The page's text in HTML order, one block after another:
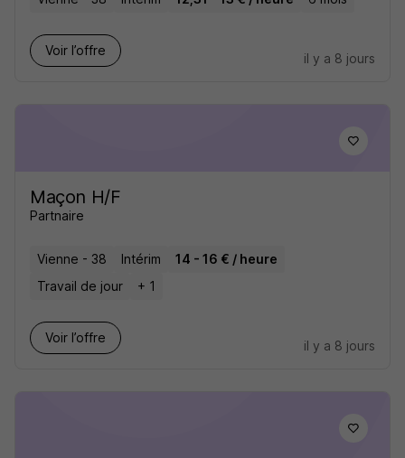
Voir l’offre
il y a 8 jours
Maçon H/F
Partnaire
Vienne - 38 Intérim
14 - 16 € / heure
Travail de jour
+ 1
Voir l’offre
il y a 8 jours